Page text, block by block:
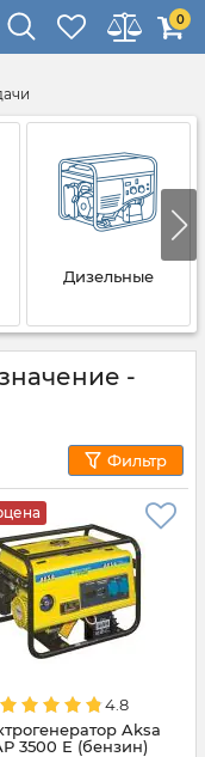
0
Дизельные
-
Фильтр
4.8
Aksa
3500 Е (бензин)